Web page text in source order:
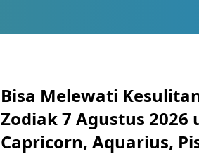
Bisa Melewati
Zodiak 7 Agustus
Capricorn, Aquarius,